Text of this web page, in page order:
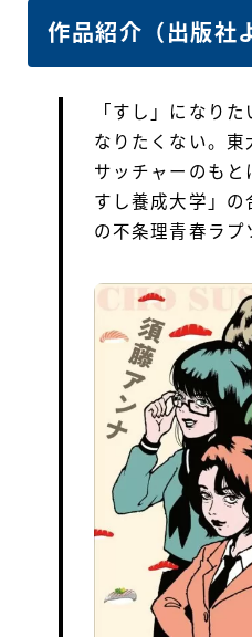
作品紹介（出版社
「すし」になり
なりたくない。東
サッチャーのもと
すし養成大学」の
の不条理青春ラプ